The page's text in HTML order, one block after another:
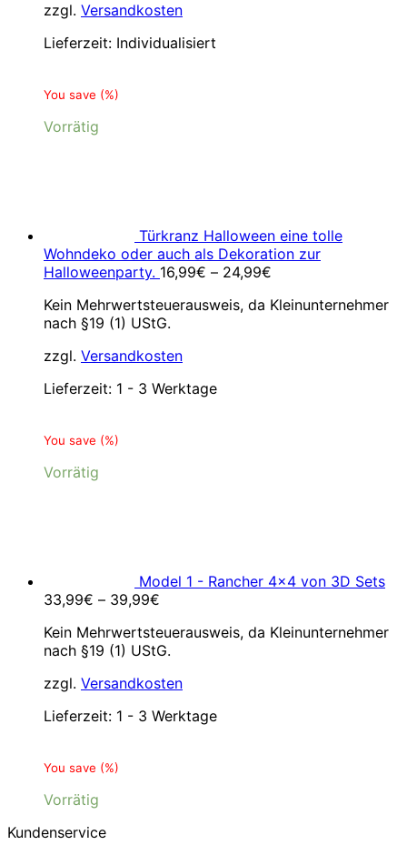
zzgl. Versandkosten
Lieferzeit: Individualisiert
You save (%)
Vorrätig
Türkranz Halloween eine tolle
Wohndeko oder auch als Dekoration zur
Halloweenparty. 16,99€ – 24,99€
Kein Mehrwertsteuerausweis, da Kleinunternehmer
nach §19 (1) UStG.
zzgl. Versandkosten
Lieferzeit: 1 - 3 Werktage
You save (%)
Vorrätig
Model 1 - Rancher 4x4 von 3D Sets
33,99€ – 39,99€
Kein Mehrwertsteuerausweis, da Kleinunternehmer
nach §19 (1) UStG.
zzgl. Versandkosten
Lieferzeit: 1 - 3 Werktage
You save (%)
Vorrätig
Kundenservice